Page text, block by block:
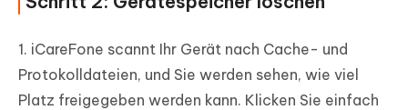
1. iCareFone scannt Ihr Gerät nach Cache- und
Protokolldateien, und Sie werden sehen, wie viel
Platz freigegeben werden kann. Klicken Sie einfach